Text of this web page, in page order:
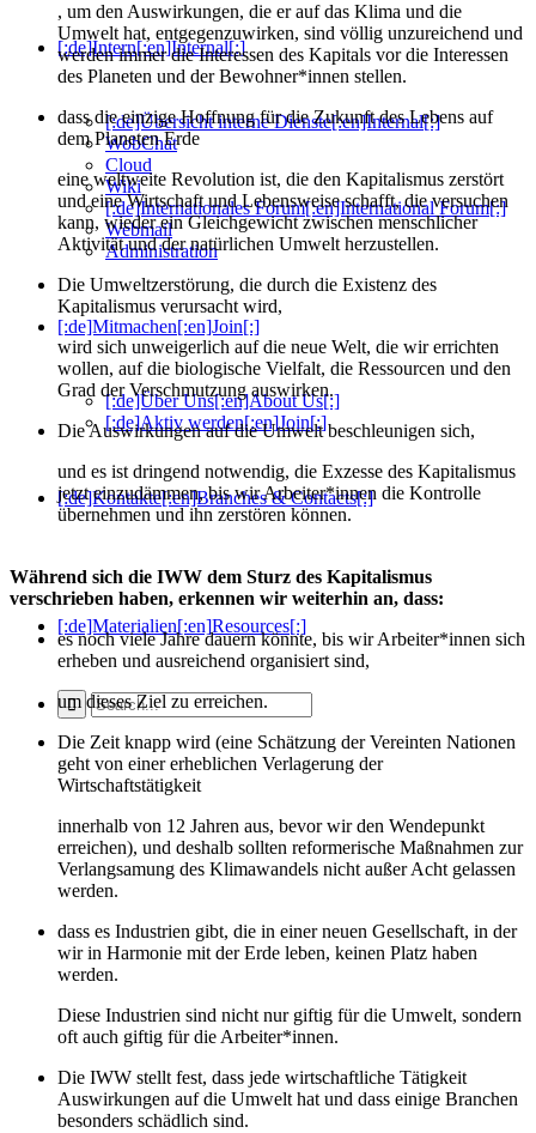
[:de]Intern[:en]Internal[:]
[:de]Übersicht interne Dienste[:en]Internal[:]
WobChat
Cloud
Wiki
[:de]Internationales Forum[:en]International Forum[:]
Webmail
Administration
[:de]Mitmachen[:en]Join[:]
[:de]Über Uns[:en]About Us[:]
[:de]Aktiv werden[:en]Join[:]
[:de]Kontakte[:en]Branches & Contacts[:]
[:de]Materialien[:en]Resources[:]
, um den Auswirkungen, die er auf das Klima und die
Umwelt hat, entgegenzuwirken, sind völlig unzureichend und
werden immer die Interessen des Kapitals vor die Interessen
des Planeten und der Bewohner*innen stellen.
dass die einzige Hoffnung für die Zukunft des Lebens auf
dem Planeten Erde
eine weltweite Revolution ist, die den Kapitalismus zerstört
und eine Wirtschaft und Lebensweise schafft, die versuchen
kann, wieder ein Gleichgewicht zwischen menschlicher
Aktivität und der natürlichen Umwelt herzustellen.
Die Umweltzerstörung, die durch die Existenz des
Kapitalismus verursacht wird,
wird sich unweigerlich auf die neue Welt, die wir errichten
wollen, auf die biologische Vielfalt, die Ressourcen und den
Grad der Verschmutzung auswirken.
Die Auswirkungen auf die Umwelt beschleunigen sich,
und es ist dringend notwendig, die Exzesse des Kapitalismus
jetzt einzudämmen, bis wir Arbeiter*innen die Kontrolle
übernehmen und ihn zerstören können.
Während sich die IWW dem Sturz des Kapitalismus
verschrieben haben, erkennen wir weiterhin an, dass:
es noch viele Jahre dauern könnte, bis wir Arbeiter*innen sich
erheben und ausreichend organisiert sind,
um dieses Ziel zu erreichen.
Die Zeit knapp wird (eine Schätzung der Vereinten Nationen
geht von einer erheblichen Verlagerung der
Wirtschaftstätigkeit
innerhalb von 12 Jahren aus, bevor wir den Wendepunkt
erreichen), und deshalb sollten reformerische Maßnahmen zur
Verlangsamung des Klimawandels nicht außer Acht gelassen
werden.
dass es Industrien gibt, die in einer neuen Gesellschaft, in der
wir in Harmonie mit der Erde leben, keinen Platz haben
werden.
Diese Industrien sind nicht nur giftig für die Umwelt, sondern
oft auch giftig für die Arbeiter*innen.
Die IWW stellt fest, dass jede wirtschaftliche Tätigkeit
Auswirkungen auf die Umwelt hat und dass einige Branchen
besonders schädlich sind.